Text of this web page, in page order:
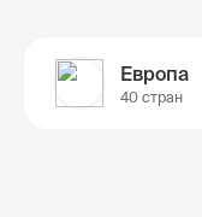
Европа
40 стран